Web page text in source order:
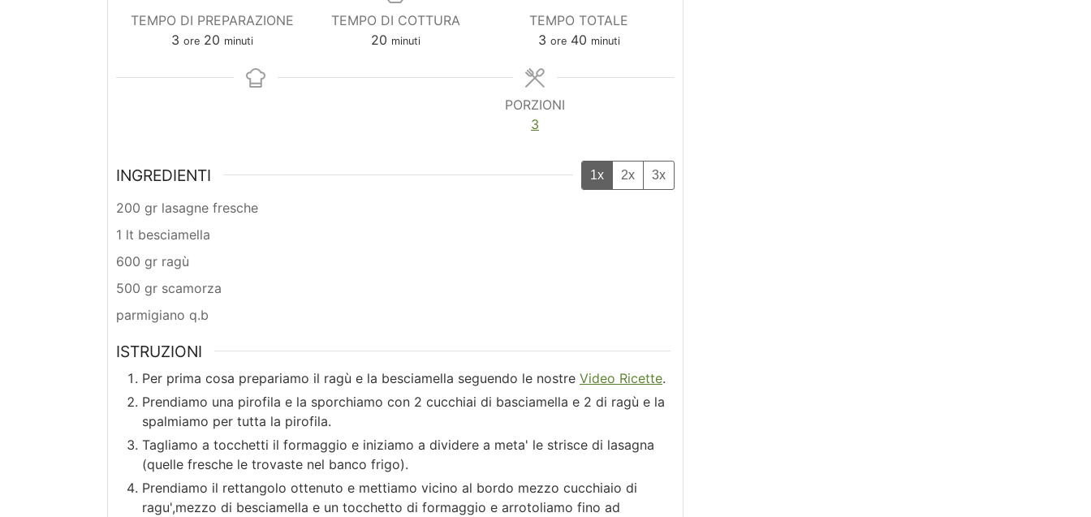
TEMPO DI PREPARAZIONE
3ore
ore 20minuti
minuti
TEMPO DI COTTURA
20minuti
minuti
TEMPO TOTALE
3ore
ore 40minuti
minuti
PORZIONI
3
INGREDIENTI 1x 2x 3x
200 gr lasagne fresche
1 lt besciamella
600 gr ragù
500 gr scamorza
parmigiano q.b
ISTRUZIONI
Per prima cosa prepariamo il ragù e la besciamella seguendo le nostre Video Ricette.
Prendiamo una pirofila e la sporchiamo con 2 cucchiai di basciamella e 2 di ragù e la
spalmiamo per tutta la pirofila.
Tagliamo a tocchetti il formaggio e iniziamo a dividere a meta' le strisce di lasagna
(quelle fresche le trovaste nel banco frigo).
Prendiamo il rettangolo ottenuto e mettiamo vicino al bordo mezzo cucchiaio di
ragu',mezzo di besciamella e un tocchetto di formaggio e arrotoliamo fino ad